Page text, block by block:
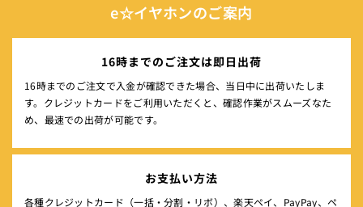
e☆イヤホンのご案内
16時までのご注文は即日出荷
16時までのご注文で入金が確認できた場合、当日中に出荷いたしま
す。クレジットカードをご利用いただくと、確認作業がスムーズなた
め、最速での出荷が可能です。
お支払い方法
各種クレジットカード（一括・分割・リボ）、楽天ペイ、PayPay、ペ